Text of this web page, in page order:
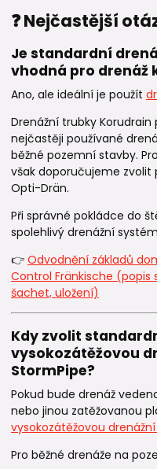
❓ Nejčastější
Je standardní
vhodná pro drenáž
Ano, ale ideální je použít
Drenážní trubky
nejčastěji používané
běžné pozemní stavby.
však doporučujeme
Opti-Drän.
Při správné pokládce do
spolehlivý drenážní
👉 Odvodnění základů
Control Fränkische
šachet, uložení)
Kdy zvolit
vysokozátěžovou
StormPipe?
Pokud bude drenáž
nebo jinou zatěžovanou
vysokozátěžovou
Pro běžné drenáže na